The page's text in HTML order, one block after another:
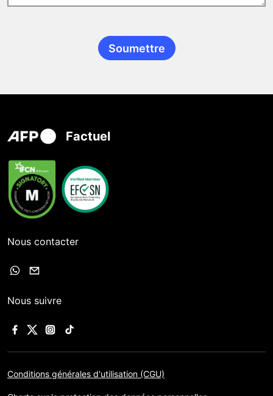
Factuel
Nous contacter
Nous suivre
Conditions générales d'utilisation (CGU)